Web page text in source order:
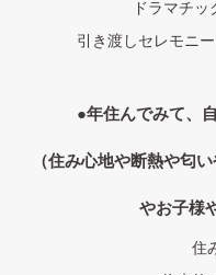
ドラマチ
引き渡しセレモニ
●年住んでみて、
（住み心地や断熱や匂
やお子様
住